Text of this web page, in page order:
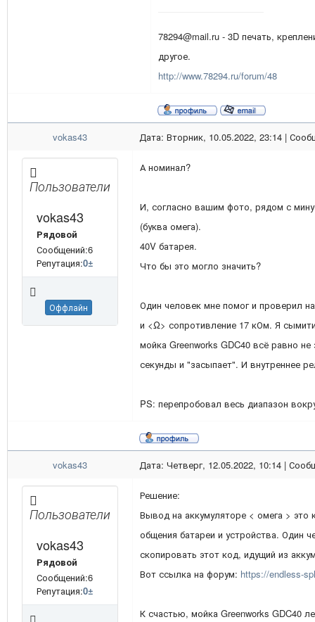
78294@mail.ru - 3D печать,
другое.
http://www.78294.ru/forum/48
vokas43 Дата: Вторник, 10.05.2022, 23:14 |
Пользователи
vokas43
Рядовой
Сообщений:6
Репутация:0±
Оффлайн
А номинал?
И, согласно вашим фото, рядом с
(буква омега).
40V батарея.
Что бы это могло значить?
Один человек мне помог и проверил
и <Ω> сопротивление 17 кОм. Я
мойка Greenworks GDC40 всё равно
секунды и "засыпает". И внутреннее
PS: перепробовал весь диапазон
vokas43 Дата: Четверг, 12.05.2022, 10:14 |
Пользователи
vokas43
Рядовой
Сообщений:6
Репутация:0±
Решение:
Вывод на аккумуляторе < омега > это
общения батареи и устройства. Один
скопировать этот код, идущий из
Вот ссылка на форум: https://endless-
К счастью, мойка Greenworks GDC40